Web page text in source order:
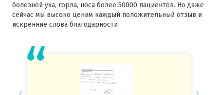
болезней уха, горла, носа более 50000 пациентов. Но даже
сейчас мы высоко ценим каждый положительный отзыв и
искренние слова благодарности